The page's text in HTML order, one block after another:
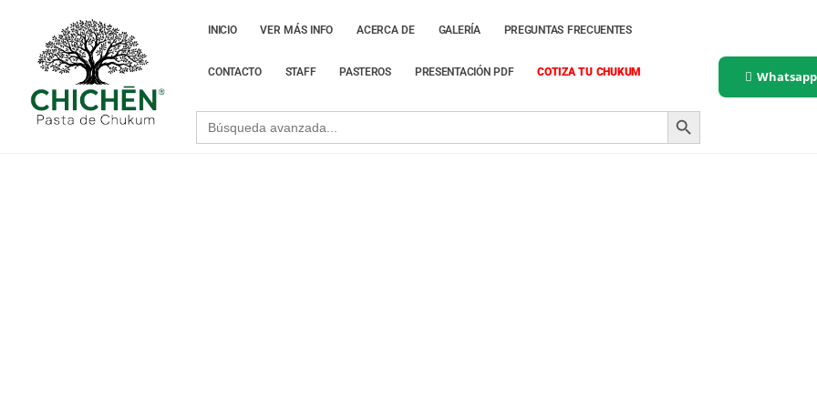
INICIO VER MÁS INFO ACERCA DE GALERÍA PREGUNTAS FRECUENTES
CONTACTO STAFF PASTEROS PRESENTACIÓN PDF COTIZA TU CHUKUM
Search
for:
SEARCH BUTTON
Whatsapp